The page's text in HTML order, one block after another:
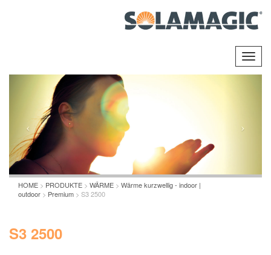
HOME > PRODUKTE > WÄRME > Wärme kurzwellig - indoor |
outdoor > Premium > S3 2500
S3 2500